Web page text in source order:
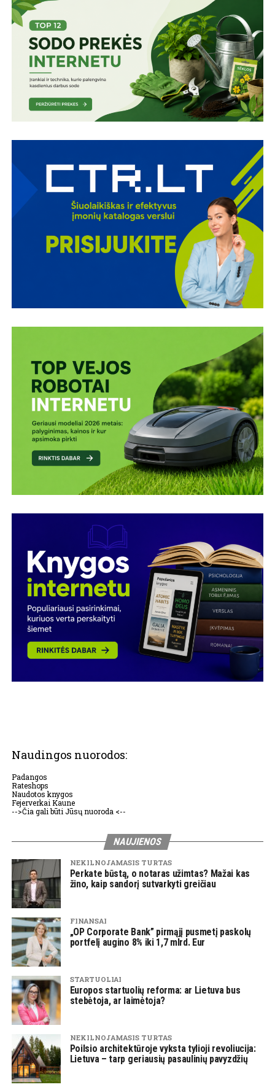
Naudingos nuorodos:
Padangos
Rateshops
Naudotos knygos
Fejerverkai Kaune
-->Čia gali būti Jūsų nuoroda <--
NAUJIENOS
NEKILNOJAMASIS TURTAS
Perkate būstą, o notaras užimtas? Mažai kas
žino, kaip sandorį sutvarkyti greičiau
FINANSAI
„OP Corporate Bank” pirmąjį pusmetį paskolų
portfelį augino 8% iki 1,7 mlrd. Eur
STARTUOLIAI
Europos startuolių reforma: ar Lietuva bus
stebėtoja, ar laimėtoja?
NEKILNOJAMASIS TURTAS
Poilsio architektūroje vyksta tylioji revoliucija:
Lietuva – tarp geriausių pasaulinių pavyzdžių